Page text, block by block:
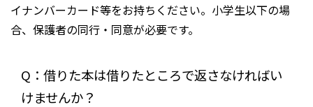
イナンバーカード等をお持ちください。小学生以下の場
合、保護者の同行・同意が必要です。
Q：借りた本は借りたところで返さなければい
けませんか？